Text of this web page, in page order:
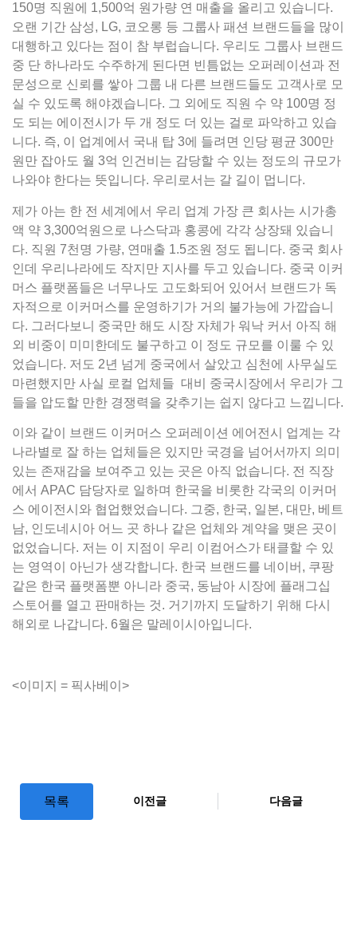
150명 직원에 1,500억 원가량 연 매출을 올리고 있습니다.
오랜 기간 삼성, LG, 코오롱 등 그룹사 패션 브랜드들을 많이
대행하고 있다는 점이 참 부럽습니다. 우리도 그룹사 브랜드
중 단 하나라도 수주하게 된다면 빈틈없는 오퍼레이션과 전
문성으로 신뢰를 쌓아 그룹 내 다른 브랜드들도 고객사로 모
실 수 있도록 해야겠습니다. 그 외에도 직원 수 약 100명 정
도 되는 에이전시가 두 개 정도 더 있는 걸로 파악하고 있습
니다. 즉, 이 업계에서 국내 탑 3에 들려면 인당 평균 300만
원만 잡아도 월 3억 인건비는 감당할 수 있는 정도의 규모가
나와야 한다는 뜻입니다. 우리로서는 갈 길이 멉니다.
제가 아는 한 전 세계에서 우리 업계 가장 큰 회사는 시가총
액 약 3,300억원으로 나스닥과 홍콩에 각각 상장돼 있습니
다. 직원 7천명 가량, 연매출 1.5조원 정도 됩니다. 중국 회사
인데 우리나라에도 작지만 지사를 두고 있습니다. 중국 이커
머스 플랫폼들은 너무나도 고도화되어 있어서 브랜드가 독
자적으로 이커머스를 운영하기가 거의 불가능에 가깝습니
다. 그러다보니 중국만 해도 시장 자체가 워낙 커서 아직 해
외 비중이 미미한데도 불구하고 이 정도 규모를 이룰 수 있
었습니다. 저도 2년 넘게 중국에서 살았고 심천에 사무실도
마련했지만 사실 로컬 업체들 대비 중국시장에서 우리가 그
들을 압도할 만한 경쟁력을 갖추기는 쉽지 않다고 느낍니다.
이와 같이 브랜드 이커머스 오퍼레이션 에어전시 업계는 각
나라별로 잘 하는 업체들은 있지만 국경을 넘어서까지 의미
있는 존재감을 보여주고 있는 곳은 아직 없습니다. 전 직장
에서 APAC 담당자로 일하며 한국을 비롯한 각국의 이커머
스 에이전시와 협업했었습니다. 그중, 한국, 일본, 대만, 베트
남, 인도네시아 어느 곳 하나 같은 업체와 계약을 맺은 곳이
없었습니다. 저는 이 지점이 우리 이컴어스가 태클할 수 있
는 영역이 아닌가 생각합니다. 한국 브랜드를 네이버, 쿠팡
같은 한국 플랫폼뿐 아니라 중국, 동남아 시장에 플래그십
스토어를 열고 판매하는 것. 거기까지 도달하기 위해 다시
해외로 나갑니다. 6월은 말레이시아입니다.
<이미지 = 픽사베이>
목록 이전글 다음글